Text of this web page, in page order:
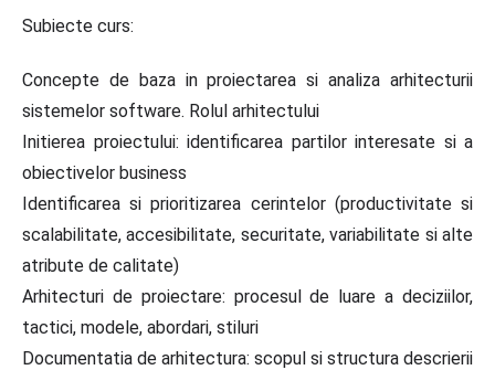
Subiecte curs:
Concepte de baza in proiectarea si analiza arhitecturii
sistemelor software. Rolul arhitectului
Initierea proiectului: identificarea partilor interesate si a
obiectivelor business
Identificarea si prioritizarea cerintelor (productivitate si
scalabilitate, accesibilitate, securitate, variabilitate si alte
atribute de calitate)
Arhitecturi de proiectare: procesul de luare a deciziilor,
tactici, modele, abordari, stiluri
Documentatia de arhitectura: scopul si structura descrierii